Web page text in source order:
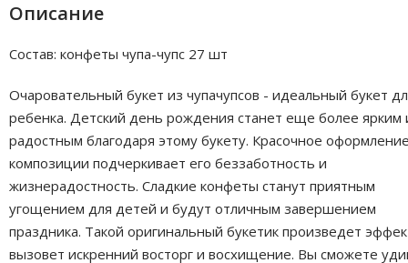
Описание
Состав: конфеты чупа-чупс 27 шт
Очаровательный букет из чупачупсов - идеальный букет
ребенка. Детский день рождения станет еще более ярким
радостным благодаря этому букету. Красочное
композиции подчеркивает его беззаботность и
жизнерадостность. Сладкие конфеты станут приятным
угощением для детей и будут отличным завершением
праздника. Такой оригинальный букетик произведет
вызовет искренний восторг и восхищение. Вы сможете